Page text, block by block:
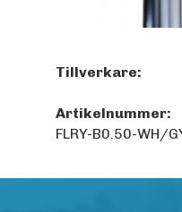
Tillverkare:
Artikelnummer:
FLRY-B0.50-WH/